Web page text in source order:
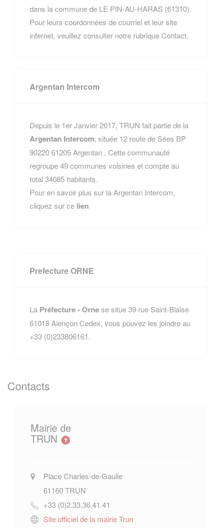
dans la commune de LE PIN-AU-HARAS (61310).
Pour leurs coordonnées de courriel et leur site
internet, veuillez consulter notre rubrique Contact.
Argentan Intercom
Depuis le 1er Janvier 2017, TRUN fait partie de la
Argentan Intercom, située 12 route de Sées BP
90220 61205 Argentan . Cette communauté
regroupe 49 communes voisines et compte au
total 34085 habitants.
Pour en savoir plus sur la Argentan Intercom,
cliquez sur ce lien
Prefecture ORNE
La Préfecture - Ornese situe 39 rue Saint-Blaise
61018 Alençon Cedex, vous pouvez les joindre au
+33 (0)233806161.
Contacts
Mairie de
TRUN
Place Charles-de-Gaulle
61160TRUN
+33 (0)2.33.36.41.41
Site officiel de la mairie Trun